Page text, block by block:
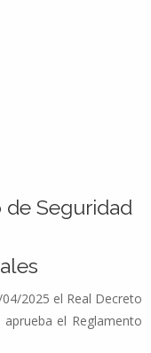
Seguridad
2025 el Real Decreto
el Reglamento